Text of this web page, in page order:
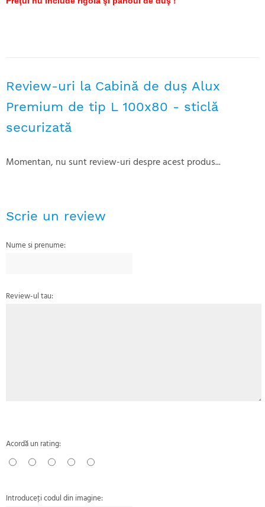
Review-uri la Cabină de duș Alux
Premium de tip L 100x80 - sticlă
securizată
Momentan, nu sunt review-uri despre acest produs...
Scrie un review
Nume si prenume:
Review-ul tau:
Acordă un rating:
Introduceţi codul din imagine: